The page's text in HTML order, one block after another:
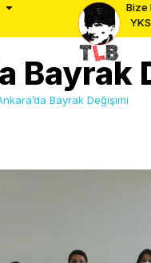
Bize
Bayrak
Bayrak Değişimi